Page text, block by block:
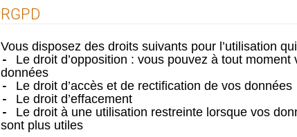
RGPD
Vous disposez des droits suivants pour l’utilisation
-
Le droit d’opposition : vous pouvez à tout
données
-
Le droit d’accès et de rectification de vos données
-
Le droit d’effacement
-
Le droit à une utilisation restreinte lorsque vos
sont plus utiles